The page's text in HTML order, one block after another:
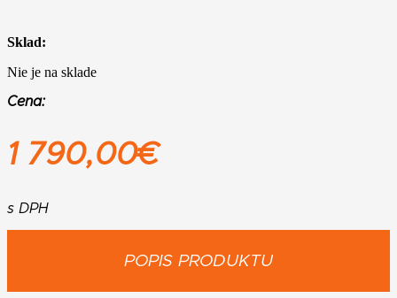
Sklad:
Nie je na sklade
Cena:
1 790,00€
s DPH
POPIS PRODUKTU